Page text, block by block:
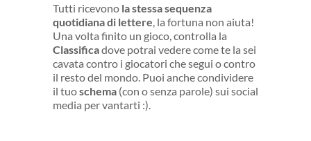
Tutti ricevono la stessa sequenza
quotidiana di lettere , la fortuna non aiuta!
Una volta finito un gioco, controlla la
Classificadove potrai vedere come te la sei
cavata contro i giocatori che segui o contro
il resto del mondo. Puoi anche condividere
il tuoschema (con o senza parole) sui social
media per vantarti :).